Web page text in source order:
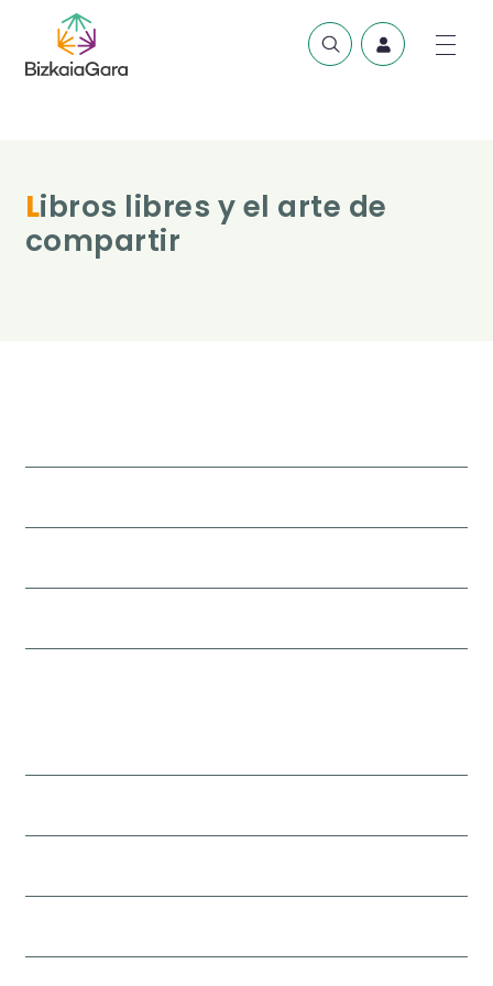
Libros libres y el arte de
compartir